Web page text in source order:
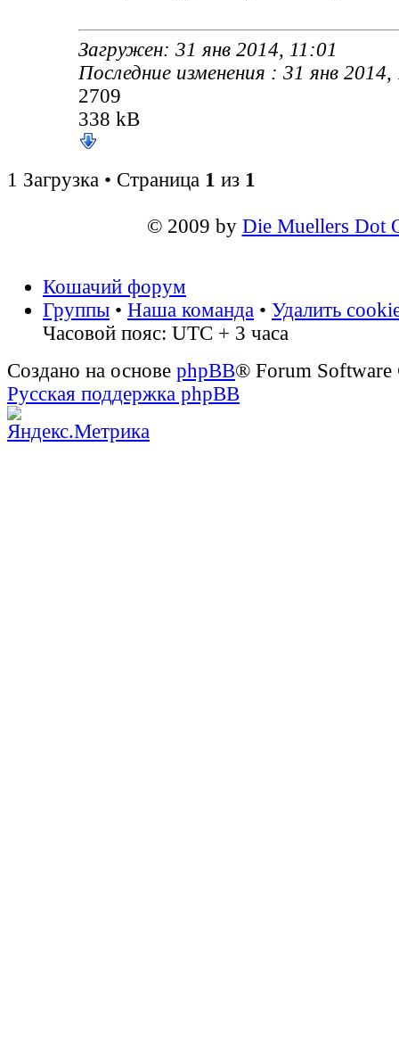
Загружен: 31 янв 2014, 11:01
Последние изменения : 31 янв 2014,
2709
338 kB
1 Загрузка • Страница 1 из 1
© 2009 by Die Muellers Dot
Кошачий форум
Группы • Наша команда • Удалить
Часовой пояс: UTC + 3 часа
Создано на основе phpBB® Forum
Русская поддержка phpBB